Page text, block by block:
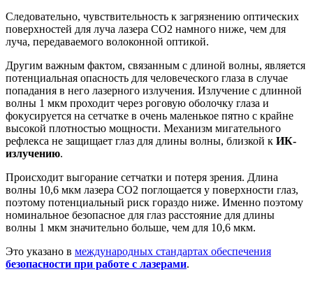
Следовательно, чувствительность к загрязнению оптических
поверхностей для луча лазера CO2 намного ниже, чем для
луча, передаваемого волоконной оптикой.
Другим важным фактом, связанным с длиной волны, является
потенциальная опасность для человеческого глаза в случае
попадания в него лазерного излучения. Излучение с длинной
волны 1 мкм проходит через роговую оболочку глаза и
фокусируется на сетчатке в очень маленькое пятно с крайне
высокой плотностью мощности. Механизм мигательного
рефлекса не защищает глаз для длины волны, близкой к ИК-
излучению.
Происходит выгорание сетчатки и потеря зрения. Длина
волны 10,6 мкм лазера CO2 поглощается у поверхности глаз,
поэтому потенциальный риск гораздо ниже. Именно поэтому
номинальное безопасное для глаз расстояние для длины
волны 1 мкм значительно больше, чем для 10,6 мкм.
Это указано в международных стандартах обеспечения
безопасности при работе с лазерами.